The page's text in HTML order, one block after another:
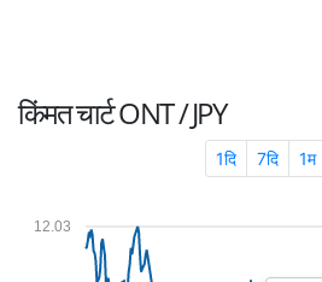
किंमत चार्टONT / JPY
1दि 7दि 1म
12.03